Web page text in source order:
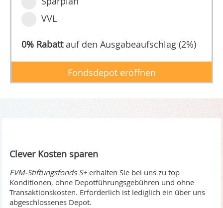
VVL
0% Rabattauf den Ausgabeaufschlag (2%)
Fondsdepot eröffnen
Clever Kosten sparen
FVM-Stiftungsfonds S+ erhalten Sie bei uns zu top
Konditionen, ohne Depotführungsgebühren und ohne
Transaktionskosten. Erforderlich ist lediglich ein über uns
abgeschlossenes Depot.